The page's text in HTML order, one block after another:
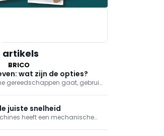
BRICO
artikels
wat zijn de opties?
gereedschappen gaat, gebruik
dan weer beter van pas komen.
juiste snelheid
heeft een mechanische